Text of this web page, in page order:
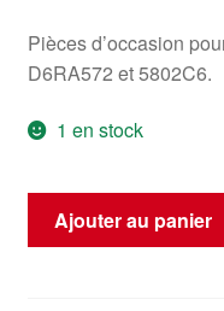
Pièces d’occasion
D6RA572 et 5802C6.
1 en stock
quantité
Ajouter au panier